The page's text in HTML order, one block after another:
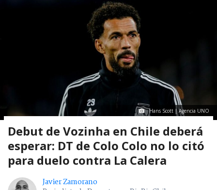
Hans Scott | Agencia UNO
Debut de Vozinha en Chile deberá
esperar: DT de Colo Colo no lo citó
para duelo contra La Calera
Javier Zamorano